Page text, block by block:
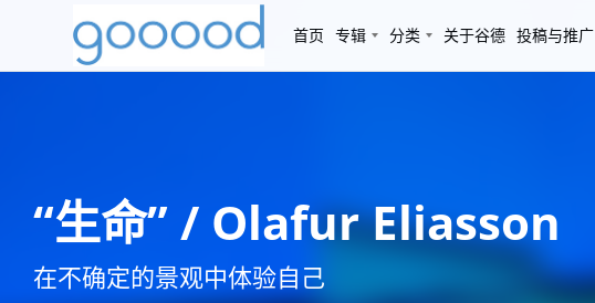
首页 专辑 分类 关于谷德 投稿与推广
“生命” / Olafur Eliasson
在不确定的景观中体验自己